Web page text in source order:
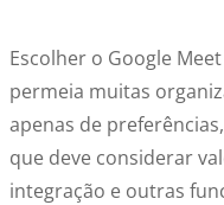
Escolher o Google
permeia muitas
apenas de
que deve considerar
integração e outras